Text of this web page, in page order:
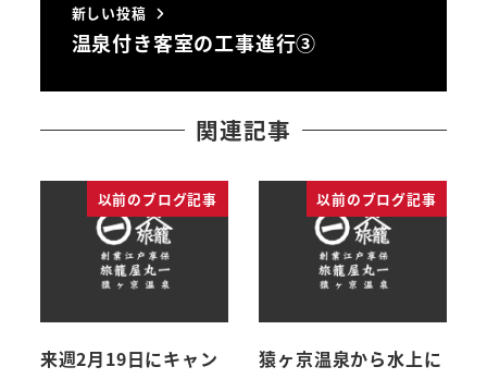
新しい投稿
温泉付き客室の工事進行③
関連記事
以前のブログ記事
来週2月19日にキャン
以前のブログ記事
猿ヶ京温泉から水上に